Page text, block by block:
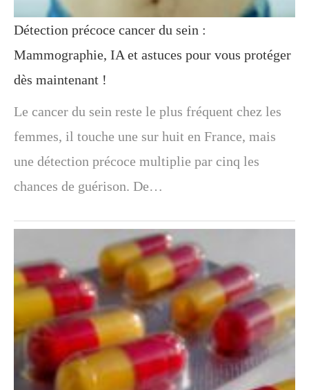
Détection précoce cancer du sein :
Mammographie, IA et astuces pour vous protéger
dès maintenant !
Le cancer du sein reste le plus fréquent chez les
femmes, il touche une sur huit en France, mais
une détection précoce multiplie par cinq les
chances de guérison. De…